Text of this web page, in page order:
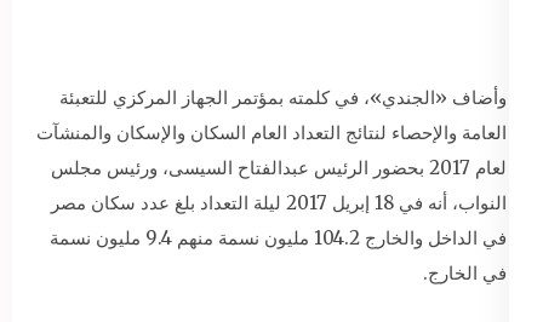
وأضاف «الجندي»، في كلمته بمؤتمر الجهاز المركزي للتعبئة
العامة والإحصاء لنتائج التعداد العام السكان والإسكان والمنشآت
لعام 2017 بحضور الرئيس عبدالفتاح السيسى، ورئيس مجلس
النواب، أنه في 18 إبريل 2017 ليلة التعداد بلغ عدد سكان مصر
في الداخل والخارج 104.2 مليون نسمة منهم 9.4 مليون نسمة
في الخارج.